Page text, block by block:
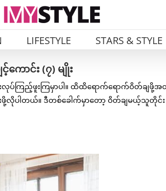
LIFESTYLE STARS & STYLE
ာင်း (၇) မျိုး
လုပ်ကြည့်ဖူးကြမှာပါ။ ထိထိရောက်ရောက်ဝိတ်ချဖို့
ါတယ်။ ဒီတစ်ခေါက်မှာတော့ ဝိတ်ချမယ့်သူတိုင်း